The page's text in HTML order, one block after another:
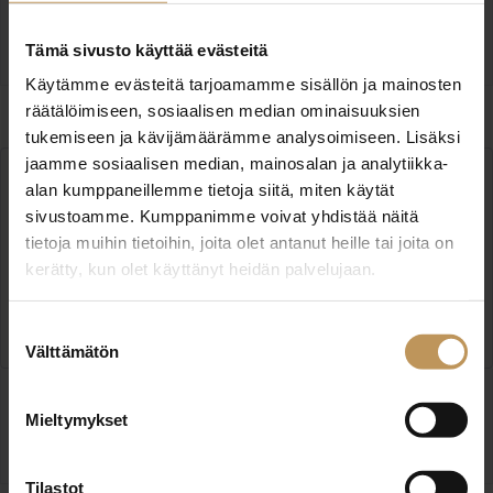
Tämä sivusto käyttää evästeitä
Käytämme evästeitä tarjoamamme sisällön ja mainosten
räätälöimiseen, sosiaalisen median ominaisuuksien
tukemiseen ja kävijämäärämme analysoimiseen. Lisäksi
jaamme sosiaalisen median, mainosalan ja analytiikka-
alan kumppaneillemme tietoja siitä, miten käytät
sivustoamme. Kumppanimme voivat yhdistää näitä
tietoja muihin tietoihin, joita olet antanut heille tai joita on
kerätty, kun olet käyttänyt heidän palvelujaan.
valinta
Välttämätön
Mieltymykset
Tilastot
Muutos LKV | Urban Cabin Oy
Tampellan esplanadi 11 33100 Tampere